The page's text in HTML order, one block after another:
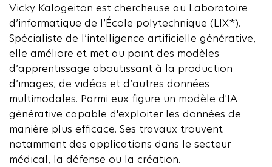
Vicky Kalogeiton est chercheuse au Laboratoire
d’informatique de l’École polytechnique (LIX*).
Spécialiste de l’intelligence artificielle générative,
elle améliore et met au point des modèles
d’apprentissage aboutissant à la production
d’images, de vidéos et d’autres données
multimodales. Parmi eux figure un modèle d'IA
générative capable d'exploiter les données de
manière plus efficace. Ses travaux trouvent
notamment des applications dans le secteur
médical, la défense ou la création.